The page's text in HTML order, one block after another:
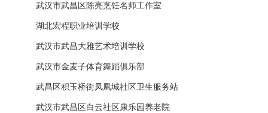
武汉市武昌区陈亮烹饪名师工作室
湖北宏程职业培训学校
武汉市武昌大雅艺术培训学校
武汉市金麦子体育舞蹈俱乐部
武昌区积玉桥街凤凰城社区卫生服务站
武汉市武昌区白云社区康乐园养老院